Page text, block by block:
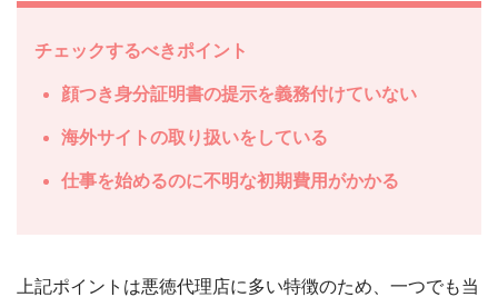
チェックするべきポイント
顔つき身分証明書の提示を義務付けていない
海外サイトの取り扱いをしている
仕事を始めるのに不明な初期費用がかかる
上記ポイントは悪徳代理店に多い特徴のため、一つでも当